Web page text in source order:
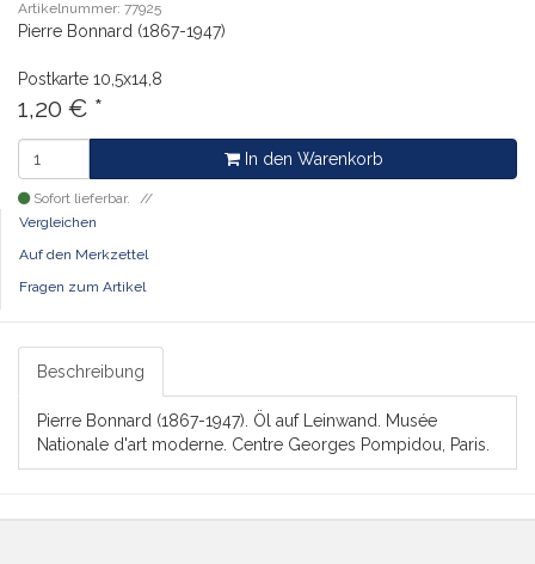
Artikelnummer: 77925
Pierre Bonnard (1867-1947)
Postkarte 10,5x14,8
1,20 € *
In den Warenkorb
Sofort lieferbar.
Vergleichen
Auf den Merkzettel
Fragen zum Artikel
Beschreibung
Pierre Bonnard (1867-1947). Öl auf Leinwand. Musée
Nationale d'art moderne. Centre Georges Pompidou, Paris.